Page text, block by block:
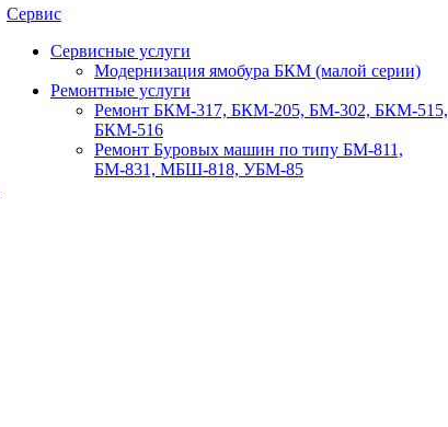
Сервис
Сервисные услуги
Модернизация ямобура БКМ (малой серии)
Ремонтные услуги
Ремонт БКМ-317, БКМ-205, БМ-302, БКМ-515,
БКМ-516
Ремонт Буровых машин по типу БМ-811,
БМ-831, МБШ-818, УБМ-85